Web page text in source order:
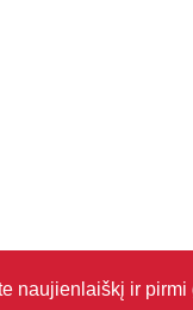
naujienlaiškį ir